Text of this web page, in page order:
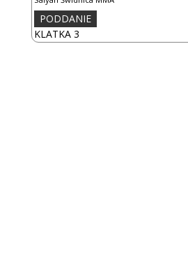
KLATKA 3
PODDANIE